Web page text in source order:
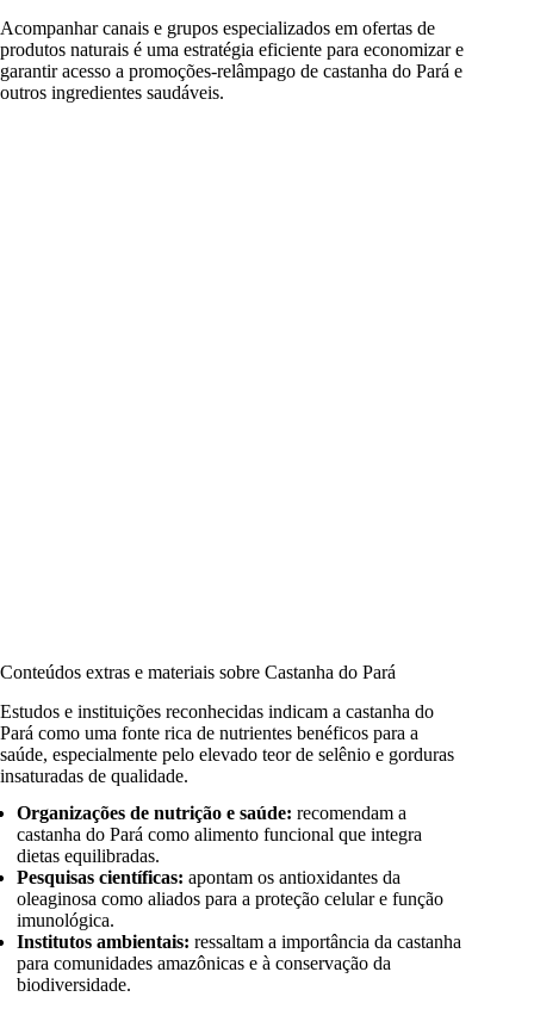
Acompanhar canais e grupos especializados em ofertas de
produtos naturais é uma estratégia eficiente para economizar e
garantir acesso a promoções-relâmpago de castanha do Pará e
outros ingredientes saudáveis.
Conteúdos extras e materiais sobre Castanha do Pará
Estudos e instituições reconhecidas indicam a castanha do
Pará como uma fonte rica de nutrientes benéficos para a
saúde, especialmente pelo elevado teor de selênio e gorduras
insaturadas de qualidade.
Organizações de nutrição e saúde: recomendam a
castanha do Pará como alimento funcional que integra
dietas equilibradas.
Pesquisas científicas: apontam os antioxidantes da
oleaginosa como aliados para a proteção celular e função
imunológica.
Institutos ambientais: ressaltam a importância da castanha
para comunidades amazônicas e à conservação da
biodiversidade.